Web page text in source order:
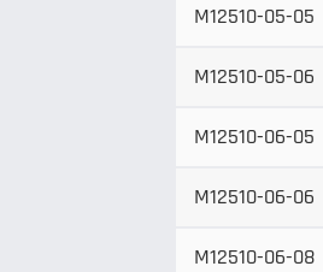
M12510-05-05
M12510-05-06
M12510-06-05
M12510-06-06
M12510-06-08